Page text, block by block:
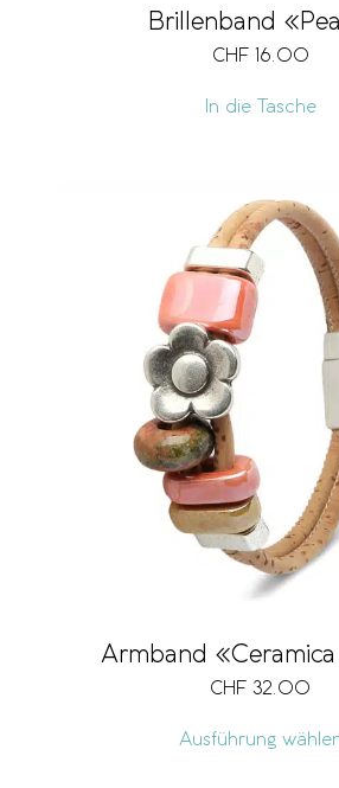
Brillenband
CHF 16.00
In die Tasche
Armband
CHF 32.00
Ausführung